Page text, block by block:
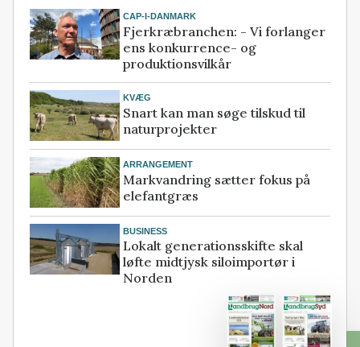
CAP-I-DANMARK
Fjerkræbranchen: - Vi forlanger
ens konkurrence- og
produktionsvilkår
KVÆG
Snart kan man søge tilskud til
naturprojekter
ARRANGEMENT
Markvandring sætter fokus på
elefantgræs
BUSINESS
Lokalt generationsskifte skal
løfte midtjysk siloimportør i
Norden